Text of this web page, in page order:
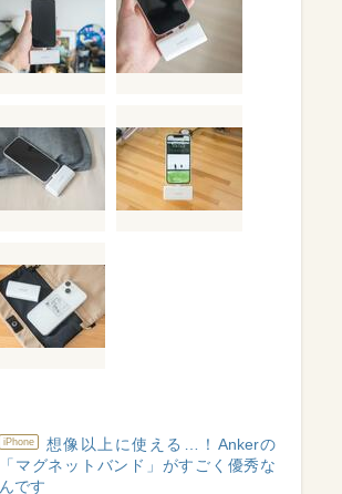
iPhone
想像以上に使える…！Ankerの
「マグネットバンド」がすごく優秀な
んです